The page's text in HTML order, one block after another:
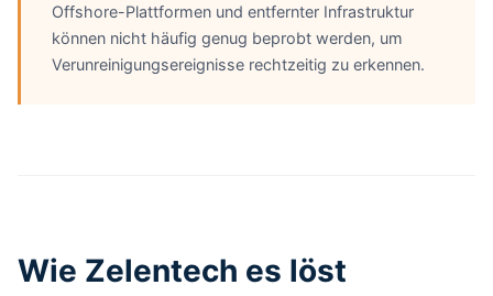
Offshore-Plattformen und entfernter Infrastruktur
können nicht häufig genug beprobt werden, um
Verunreinigungsereignisse rechtzeitig zu erkennen.
Wie Zelentech es löst